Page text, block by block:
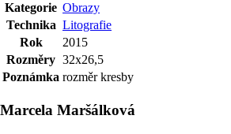
Kategorie Obrazy
Technika Litografie
Rok
2015
Rozměry 32x26,5
Poznámka rozměr kresby
Marcela Maršálková